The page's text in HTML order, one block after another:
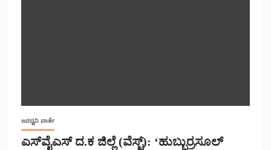
ಜನಧ್ವನಿ ವಾರ್ತೆ
ಎಸ್‌ವೈಎಸ್ ದ.ಕ ಜಿಲ್ಲೆ (ವೆಸ್ಟ್): ‘ಹುಬ್ಬುರ್ರಸೂಲ್